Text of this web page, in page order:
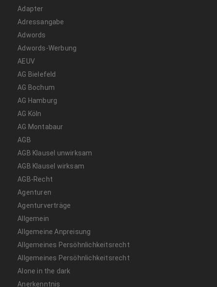
Adapter
Adressangabe
Adwords
Adwords-Werbung
AEUV
AG Bielefeld
AG Bochum
AG Hamburg
AG Köln
AG Montabaur
AGB
AGB Klausel unwirksam
AGB Klausel wirksam
AGB-Recht
Agenturen
Agenturverträge
Allgemein
Allgemeine Anpreisung
Allgemeines Persöhnlichkeitsrecht
Allgemeines Persöhnlichkeitsrecht
Alone in the dark
Anerkenntnis